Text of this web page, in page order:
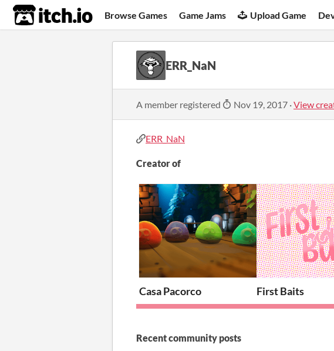
itch.io Browse Games Game Jams Upload Game
ERR_NaN
A member registered Nov 19, 2017 ·View
ERR_NaN
Creator of
Casa Pacorco First Baits
Recent community posts